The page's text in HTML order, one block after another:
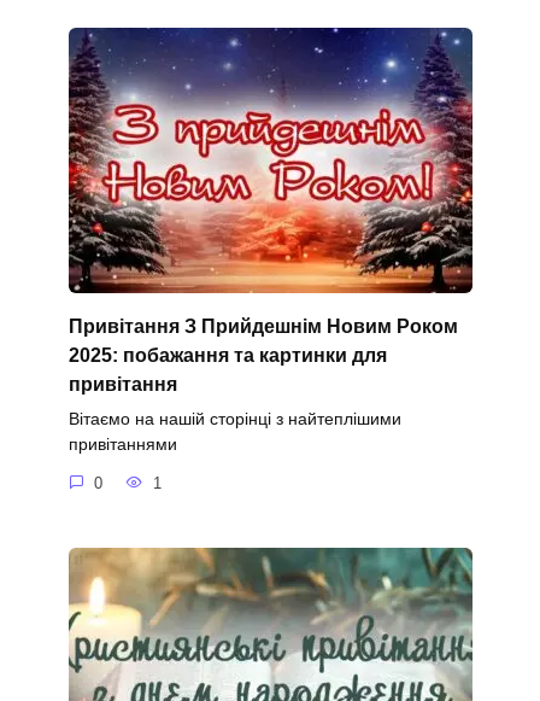
Привітання З Прийдешнім Новим Роком
2025: побажання та картинки для
привітання
Вітаємо на нашій сторінці з найтеплішими
привітаннями
0 1